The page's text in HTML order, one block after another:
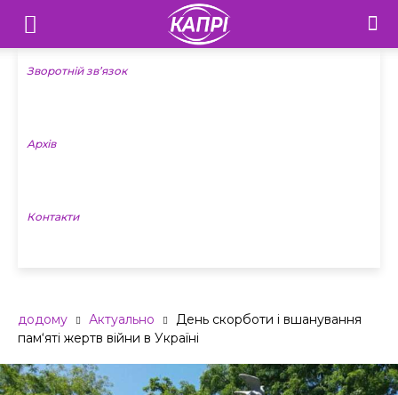
Телебачення
«Капрі»
Новини
Зворотній зв’язок
Архів
Контакти
додому Актуально
День скорботи і вшанування
пам‘яті жертв війни в Україні